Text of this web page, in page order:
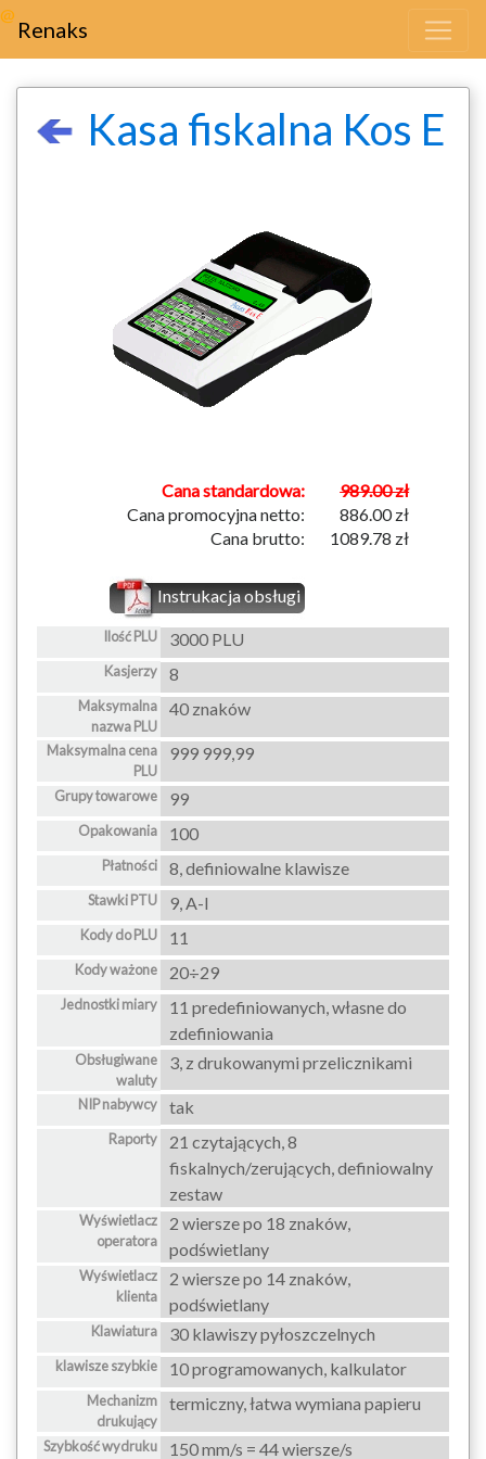
Renaks
Kasa fiskalna Kos E
Cana standardowa:
989.00 zł
Cana promocyjna netto:
886.00 zł
Cana brutto:
1089.78 zł
Instrukacja obsługi
Ilość PLU 3000 PLU
Kasjerzy 8
Maksymalna
nazwa PLU
40 znaków
Maksymalna cena
PLU
999 999,99
Grupy towarowe 99
Opakowania 100
Płatności 8, definiowalne klawisze
Stawki PTU 9, A-I
Kody do PLU 11
Kody ważone 20÷29
Jednostki miary
11 predefiniowanych, własne do
zdefiniowania
Obsługiwane
waluty
3, z drukowanymi przelicznikami
NIP nabywcy tak
Raporty
21 czytających, 8
fiskalnych/zerujących, definiowalny
zestaw
Wyświetlacz
operatora
2 wiersze po 18 znaków,
podświetlany
Wyświetlacz
klienta
2 wiersze po 14 znaków,
podświetlany
Klawiatura 30 klawiszy pyłoszczelnych
klawisze szybkie 10 programowanych, kalkulator
Mechanizm
drukujący
termiczny, łatwa wymiana papieru
Szybkość wydruku 150 mm/s = 44 wiersze/s
@